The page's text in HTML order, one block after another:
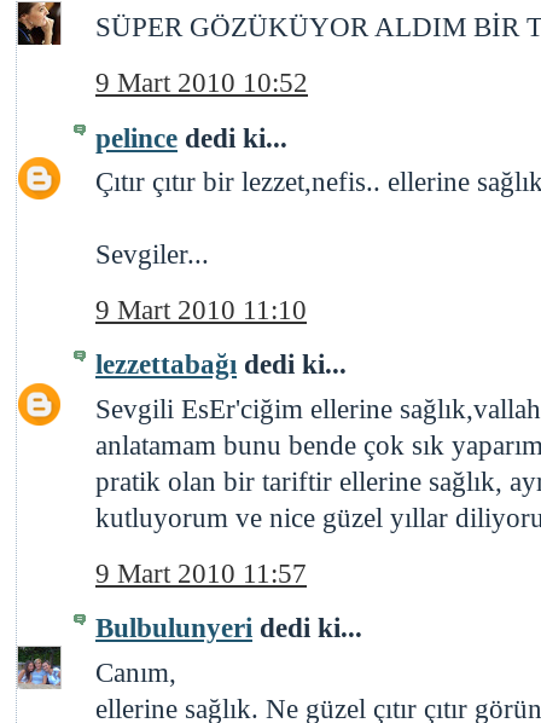
SÜPER GÖZÜKÜYOR ALDIM BİR
9 Mart 2010 10:52
pelince dedi ki...
Çıtır çıtır bir lezzet,nefis.. ellerine
Sevgiler...
9 Mart 2010 11:10
lezzettabağı dedi ki...
Sevgili EsEr'ciğim ellerine
anlatamam bunu bende çok sık
pratik olan bir tariftir ellerine sağlık,
kutluyorum ve nice güzel yıllar
9 Mart 2010 11:57
Bulbulunyeri dedi ki...
Canım,
ellerine sağlık. Ne güzel çıtır çıtır